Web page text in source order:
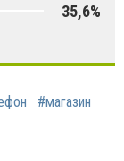
35,6%
#магазин